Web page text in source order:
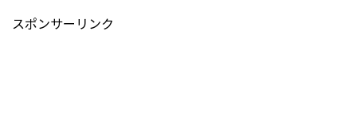
スポンサーリンク